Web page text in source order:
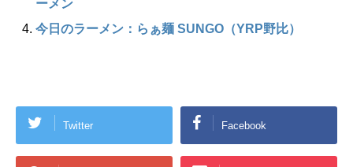
ーメン
今日のラーメン：らぁ麺 SUNGO（YRP野比）
Twitter Facebook